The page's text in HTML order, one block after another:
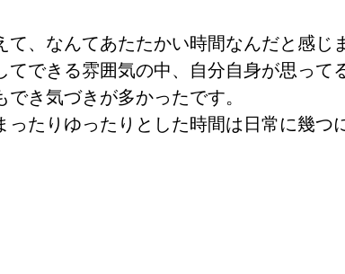
、なんてあたたかい時間なんだと感じ
てできる雰囲気の中、自分自身が思って
き気づきが多かったです。
ったりゆったりとした時間は日常に幾つ